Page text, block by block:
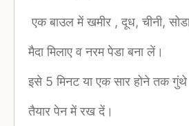
एक बाउल में खमीर , दूध, चीनी,
मैदा मिलाए व नरम पेडा बना लें।
इसे 5 मिनट या एक सार होने तक गुंथे
तैयार पेन में रख दें।